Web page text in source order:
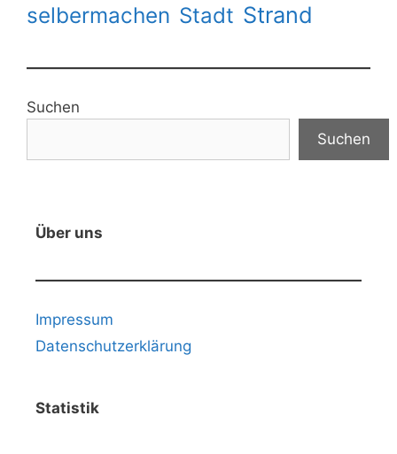
selbermachen Stadt Strand
Suchen
Suchen
Über uns
Impressum
Datenschutzerklärung
Statistik